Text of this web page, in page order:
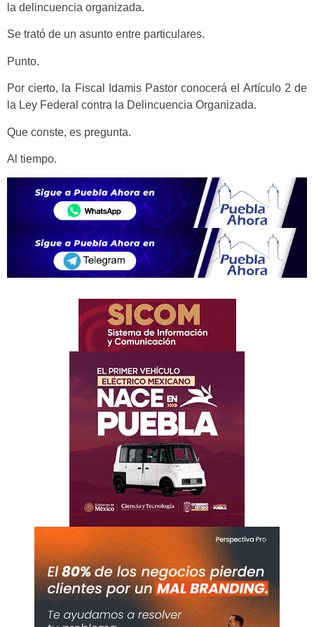
la delincuencia organizada.
Se trató de un asunto entre particulares.
Punto.
Por cierto, la Fiscal Idamis Pastor conocerá el Artículo 2 de
la Ley Federal contra la Delincuencia Organizada.
Que conste, es pregunta.
Al tiempo.